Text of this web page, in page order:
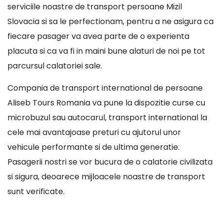
serviciile noastre de transport persoane Mizil
Slovacia si sa le perfectionam, pentru a ne asigura ca
fiecare pasager va avea parte de o experienta
placuta si ca va fi in maini bune alaturi de noi pe tot
parcursul calatoriei sale.
Compania de transport international de persoane
Aliseb Tours Romania va pune la dispozitie curse cu
microbuzul sau autocarul, transport international la
cele mai avantajoase preturi cu ajutorul unor
vehicule performante si de ultima generatie.
Pasagerii nostri se vor bucura de o calatorie civilizata
si sigura, deoarece mijloacele noastre de transport
sunt verificate.